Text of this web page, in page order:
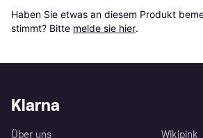
Haben Sie etwas an diesem Produkt
stimmt? Bitte melde sie hier.
Klarna
Über uns
Wikipink